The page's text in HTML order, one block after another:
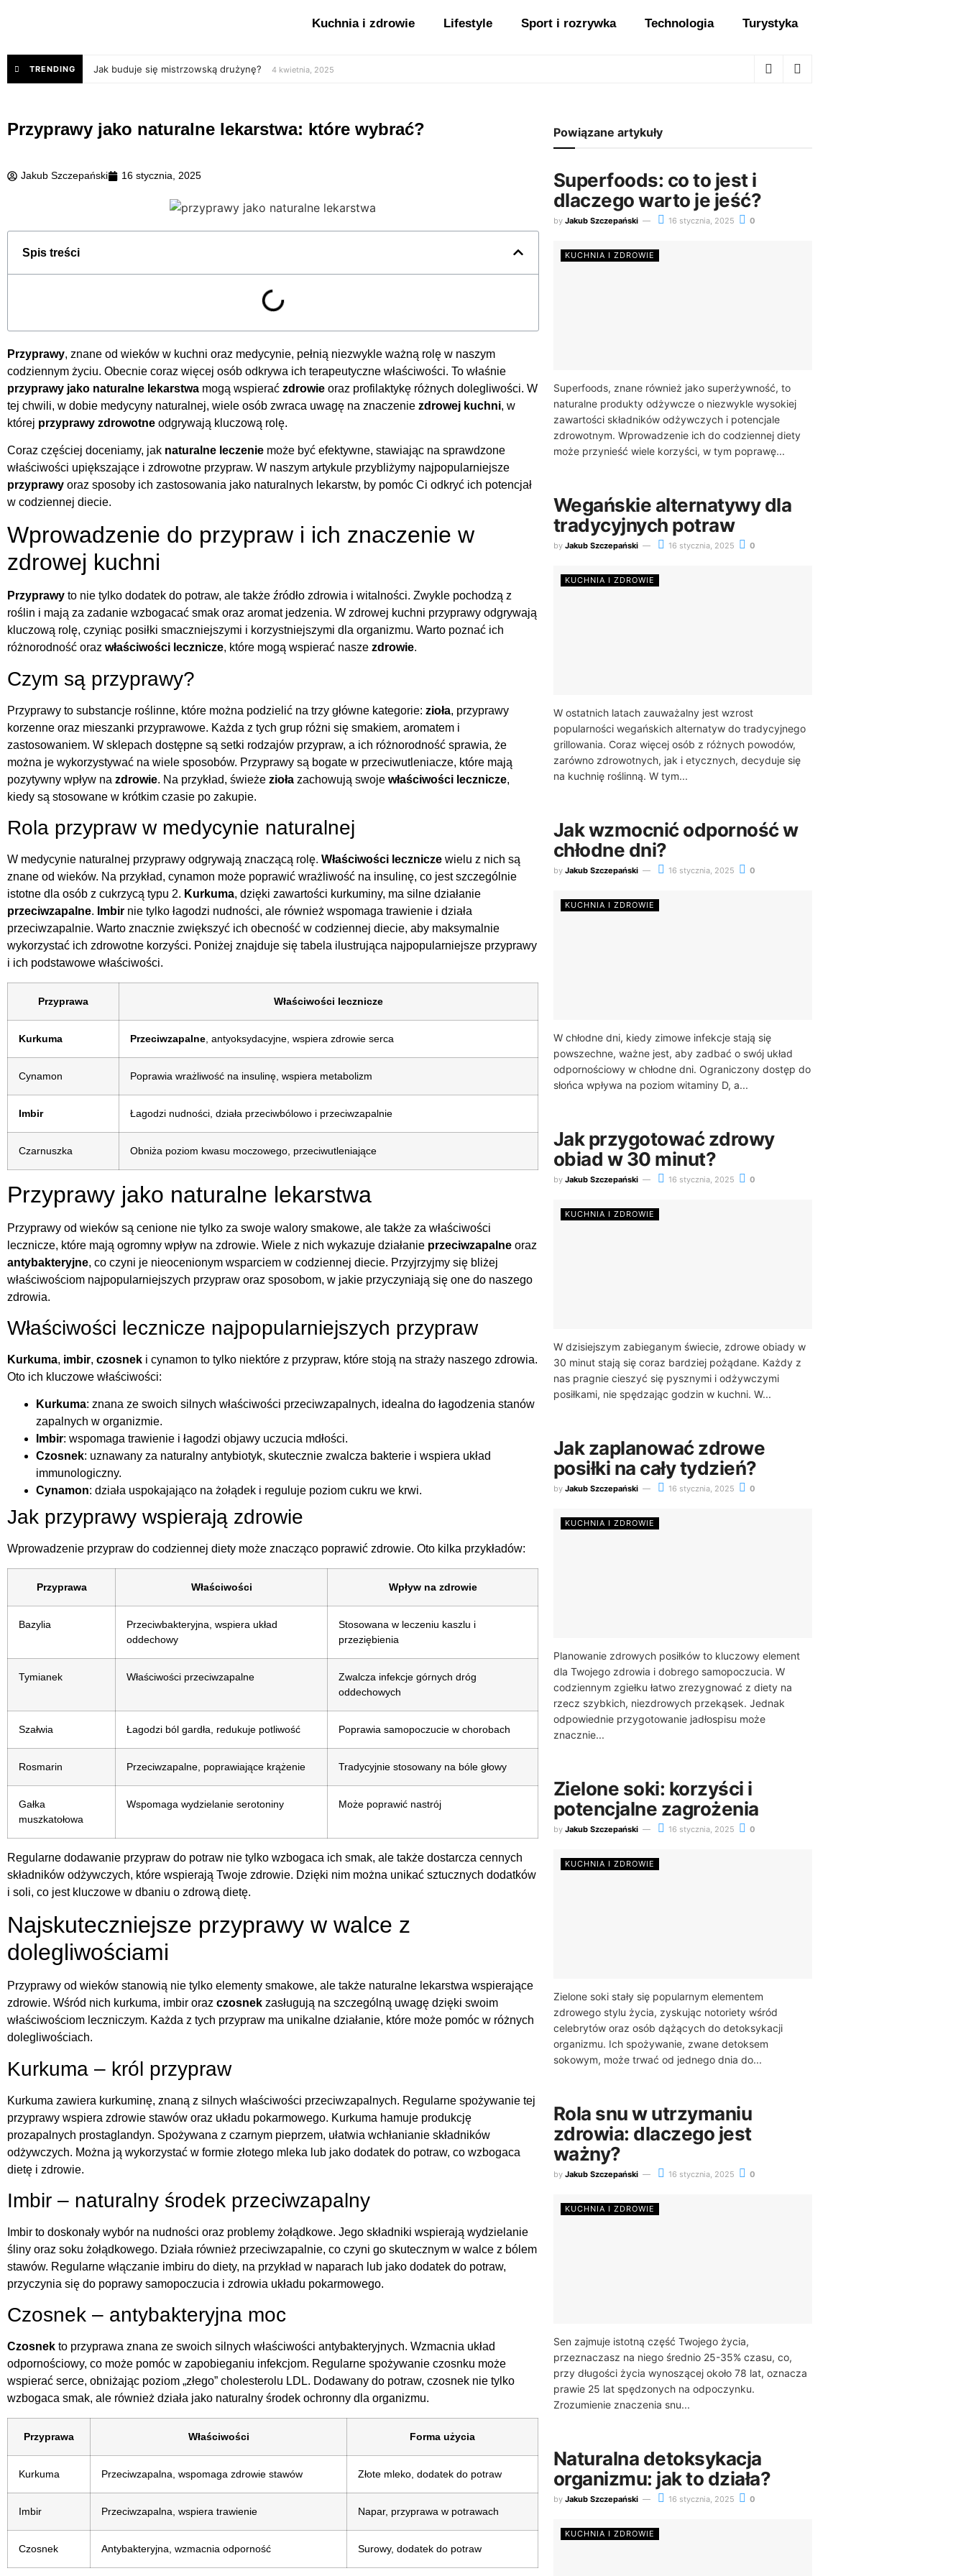
Kuchnia i zdrowie Lifestyle Sport i rozrywka Technologia Turystyka
TRENDING Jak buduje się mistrzowską drużynę? 4 kwietnia, 2025
Przyprawy jako naturalne lekarstwa: które wybrać?
Jakub Szczepański 16 stycznia, 2025
Spis treści
Przyprawy, znane od wieków w kuchni oraz medycynie, pełnią niezwykle ważną rolę w naszym
codziennym życiu. Obecnie coraz więcej osób odkrywa ich terapeutyczne właściwości. To właśnie
przyprawy jako naturalne lekarstwa mogą wspierać zdrowie oraz profilaktykę różnych dolegliwości. W
tej chwili, w dobie medycyny naturalnej, wiele osób zwraca uwagę na znaczenie zdrowej kuchni, w
której przyprawy zdrowotne odgrywają kluczową rolę.
Coraz częściej doceniamy, jak naturalne leczenie może być efektywne, stawiając na sprawdzone
właściwości upiększające i zdrowotne przypraw. W naszym artykule przybliżymy najpopularniejsze
przyprawy oraz sposoby ich zastosowania jako naturalnych lekarstw, by pomóc Ci odkryć ich potencjał
w codziennej diecie.
Wprowadzenie do przypraw i ich znaczenie w
zdrowej kuchni
Przyprawy to nie tylko dodatek do potraw, ale także źródło zdrowia i witalności. Zwykle pochodzą z
roślin i mają za zadanie wzbogacać smak oraz aromat jedzenia. W zdrowej kuchni przyprawy odgrywają
kluczową rolę, czyniąc posiłki smaczniejszymi i korzystniejszymi dla organizmu. Warto poznać ich
różnorodność oraz właściwości lecznicze, które mogą wspierać nasze zdrowie.
Czym są przyprawy?
Przyprawy to substancje roślinne, które można podzielić na trzy główne kategorie: zioła, przyprawy
korzenne oraz mieszanki przyprawowe. Każda z tych grup różni się smakiem, aromatem i
zastosowaniem. W sklepach dostępne są setki rodzajów przypraw, a ich różnorodność sprawia, że
można je wykorzystywać na wiele sposobów. Przyprawy są bogate w przeciwutleniacze, które mają
pozytywny wpływ na zdrowie. Na przykład, świeże zioła zachowują swoje właściwości lecznicze,
kiedy są stosowane w krótkim czasie po zakupie.
Rola przypraw w medycynie naturalnej
W medycynie naturalnej przyprawy odgrywają znaczącą rolę. Właściwości lecznicze wielu z nich są
znane od wieków. Na przykład, cynamon może poprawić wrażliwość na insulinę, co jest szczególnie
istotne dla osób z cukrzycą typu 2. Kurkuma, dzięki zawartości kurkuminy, ma silne działanie
przeciwzapalne. Imbir nie tylko łagodzi nudności, ale również wspomaga trawienie i działa
przeciwzapalnie. Warto znacznie zwiększyć ich obecność w codziennej diecie, aby maksymalnie
wykorzystać ich zdrowotne korzyści. Poniżej znajduje się tabela ilustrująca najpopularniejsze przyprawy
i ich podstawowe właściwości.
Przyprawa Właściwości lecznicze
Kurkuma Przeciwzapalne , antyoksydacyjne, wspiera zdrowie serca
Cynamon Poprawia wrażliwość na insulinę, wspiera metabolizm
Imbir Łagodzi nudności, działa przeciwbólowo i przeciwzapalnie
Czarnuszka Obniża poziom kwasu moczowego, przeciwutleniające
Przyprawy jako naturalne lekarstwa
Przyprawy od wieków są cenione nie tylko za swoje walory smakowe, ale także za właściwości
lecznicze, które mają ogromny wpływ na zdrowie. Wiele z nich wykazuje działanie przeciwzapalne oraz
antybakteryjne, co czyni je nieocenionym wsparciem w codziennej diecie. Przyjrzyjmy się bliżej
właściwościom najpopularniejszych przypraw oraz sposobom, w jakie przyczyniają się one do naszego
zdrowia.
Właściwości lecznicze najpopularniejszych przypraw
Kurkuma, imbir, czosnek i cynamon to tylko niektóre z przypraw, które stoją na straży naszego zdrowia.
Oto ich kluczowe właściwości:
Kurkuma: znana ze swoich silnych właściwości przeciwzapalnych, idealna do łagodzenia stanów
zapalnych w organizmie.
Imbir: wspomaga trawienie i łagodzi objawy uczucia mdłości.
Czosnek: uznawany za naturalny antybiotyk, skutecznie zwalcza bakterie i wspiera układ
immunologiczny.
Cynamon: działa uspokajająco na żołądek i reguluje poziom cukru we krwi.
Jak przyprawy wspierają zdrowie
Wprowadzenie przypraw do codziennej diety może znacząco poprawić zdrowie. Oto kilka przykładów:
Przyprawa Właściwości Wpływ na zdrowie
Bazylia
Przeciwbakteryjna, wspiera układ
oddechowy
Stosowana w leczeniu kaszlu i
przeziębienia
Tymianek Właściwości przeciwzapalne
Zwalcza infekcje górnych dróg
oddechowych
Szałwia Łagodzi ból gardła, redukuje potliwość Poprawia samopoczucie w chorobach
Rosmarin Przeciwzapalne, poprawiające krążenie Tradycyjnie stosowany na bóle głowy
Gałka
muszkatołowa
Wspomaga wydzielanie serotoniny Może poprawić nastrój
Regularne dodawanie przypraw do potraw nie tylko wzbogaca ich smak, ale także dostarcza cennych
składników odżywczych, które wspierają Twoje zdrowie. Dzięki nim można unikać sztucznych dodatków
i soli, co jest kluczowe w dbaniu o zdrową dietę.
Najskuteczniejsze przyprawy w walce z
dolegliwościami
Przyprawy od wieków stanowią nie tylko elementy smakowe, ale także naturalne lekarstwa wspierające
zdrowie. Wśród nich kurkuma, imbir oraz czosnek zasługują na szczególną uwagę dzięki swoim
właściwościom leczniczym. Każda z tych przypraw ma unikalne działanie, które może pomóc w różnych
dolegliwościach.
Kurkuma – król przypraw
Kurkuma zawiera kurkuminę, znaną z silnych właściwości przeciwzapalnych. Regularne spożywanie tej
przyprawy wspiera zdrowie stawów oraz układu pokarmowego. Kurkuma hamuje produkcję
prozapalnych prostaglandyn. Spożywana z czarnym pieprzem, ułatwia wchłanianie składników
odżywczych. Można ją wykorzystać w formie złotego mleka lub jako dodatek do potraw, co wzbogaca
dietę i zdrowie.
Imbir – naturalny środek przeciwzapalny
Imbir to doskonały wybór na nudności oraz problemy żołądkowe. Jego składniki wspierają wydzielanie
śliny oraz soku żołądkowego. Działa również przeciwzapalnie, co czyni go skutecznym w walce z bólem
stawów. Regularne włączanie imbiru do diety, na przykład w naparach lub jako dodatek do potraw,
przyczynia się do poprawy samopoczucia i zdrowia układu pokarmowego.
Czosnek – antybakteryjna moc
Czosnek to przyprawa znana ze swoich silnych właściwości antybakteryjnych. Wzmacnia układ
odpornościowy, co może pomóc w zapobieganiu infekcjom. Regularne spożywanie czosnku może
wspierać serce, obniżając poziom „złego” cholesterolu LDL. Dodawany do potraw, czosnek nie tylko
wzbogaca smak, ale również działa jako naturalny środek ochronny dla organizmu.
Przyprawa Właściwości Forma użycia
Kurkuma Przeciwzapalna, wspomaga zdrowie stawów Złote mleko, dodatek do potraw
Imbir Przeciwzapalna, wspiera trawienie Napar, przyprawa w potrawach
Czosnek Antybakteryjna, wzmacnia odporność Surowy, dodatek do potraw
Powiązane artykuły
Superfoods: co to jest i
dlaczego warto je jeść?
by Jakub Szczepański 16 stycznia, 2025 0
KUCHNIA I ZDROWIE
Superfoods, znane również jako superżywność, to
naturalne produkty odżywcze o niezwykle wysokiej
zawartości składników odżywczych i potencjale
zdrowotnym. Wprowadzenie ich do codziennej diety
może przynieść wiele korzyści, w tym poprawę...
Wegańskie alternatywy dla
tradycyjnych potraw
by Jakub Szczepański 16 stycznia, 2025 0
KUCHNIA I ZDROWIE
W ostatnich latach zauważalny jest wzrost
popularności wegańskich alternatyw do tradycyjnego
grillowania. Coraz więcej osób z różnych powodów,
zarówno zdrowotnych, jak i etycznych, decyduje się
na kuchnię roślinną. W tym...
Jak wzmocnić odporność w
chłodne dni?
by Jakub Szczepański 16 stycznia, 2025 0
KUCHNIA I ZDROWIE
W chłodne dni, kiedy zimowe infekcje stają się
powszechne, ważne jest, aby zadbać o swój układ
odpornościowy w chłodne dni. Ograniczony dostęp do
słońca wpływa na poziom witaminy D, a...
Jak przygotować zdrowy
obiad w 30 minut?
by Jakub Szczepański 16 stycznia, 2025 0
KUCHNIA I ZDROWIE
W dzisiejszym zabieganym świecie, zdrowe obiady w
30 minut stają się coraz bardziej pożądane. Każdy z
nas pragnie cieszyć się pysznymi i odżywczymi
posiłkami, nie spędzając godzin w kuchni. W...
Jak zaplanować zdrowe
posiłki na cały tydzień?
by Jakub Szczepański 16 stycznia, 2025 0
KUCHNIA I ZDROWIE
Planowanie zdrowych posiłków to kluczowy element
dla Twojego zdrowia i dobrego samopoczucia. W
codziennym zgiełku łatwo zrezygnować z diety na
rzecz szybkich, niezdrowych przekąsek. Jednak
odpowiednie przygotowanie jadłospisu może
znacznie...
Zielone soki: korzyści i
potencjalne zagrożenia
by Jakub Szczepański 16 stycznia, 2025 0
KUCHNIA I ZDROWIE
Zielone soki stały się popularnym elementem
zdrowego stylu życia, zyskując notoriety wśród
celebrytów oraz osób dążących do detoksykacji
organizmu. Ich spożywanie, zwane detoksem
sokowym, może trwać od jednego dnia do...
Rola snu w utrzymaniu
zdrowia: dlaczego jest
ważny?
by Jakub Szczepański 16 stycznia, 2025 0
KUCHNIA I ZDROWIE
Sen zajmuje istotną część Twojego życia,
przeznaczasz na niego średnio 25-35% czasu, co,
przy długości życia wynoszącej około 78 lat, oznacza
prawie 25 lat spędzonych na odpoczynku.
Zrozumienie znaczenia snu...
Naturalna detoksykacja
organizmu: jak to działa?
by Jakub Szczepański 16 stycznia, 2025 0
KUCHNIA I ZDROWIE